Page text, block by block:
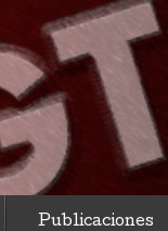
Publicaciones